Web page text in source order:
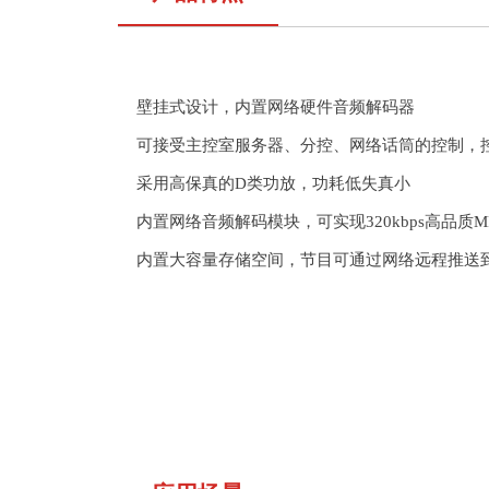
壁挂式设计，内置网络硬件音频解码器
可接受主控室服务器、分控、网络话筒的控制，
采用高保真的D类功放，功耗低失真小
内置网络音频解码模块，可实现320kbps高品质
内置大容量存储空间，节目可通过网络远程推送